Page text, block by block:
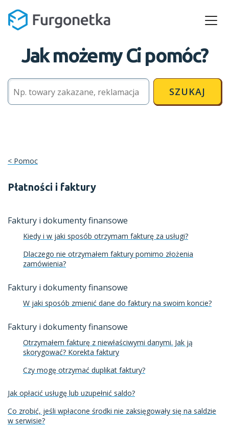
Jak możemy Ci pomóc?
SZUKAJ
Pomoc
Płatności i faktury
Faktury i dokumenty finansowe
Kiedy i w jaki sposób otrzymam fakturę za usługi?
Dlaczego nie otrzymałem faktury pomimo złożenia
zamówienia?
Faktury i dokumenty finansowe
W jaki sposób zmienić dane do faktury na swoim koncie?
Faktury i dokumenty finansowe
Otrzymałem fakturę z niewłaściwymi danymi. Jak ją
skorygować? Korekta faktury
Czy mogę otrzymać duplikat faktury?
Jak opłacić usługę lub uzupełnić saldo?
Co zrobić, jeśli wpłacone środki nie zaksięgowały się na saldzie
w serwisie?